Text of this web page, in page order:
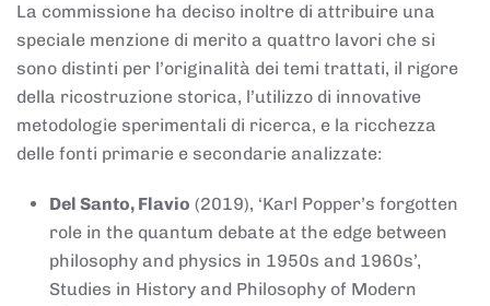
La commissione ha deciso inoltre di attribuire una
speciale menzione di merito a quattro lavori che si
sono distinti per l’originalità dei temi trattati, il rigore
della ricostruzione storica, l’utilizzo di innovative
metodologie sperimentali di ricerca, e la ricchezza
delle fonti primarie e secondarie analizzate:
Del Santo, Flavio (2019), ‘Karl Popper’s forgotten
role in the quantum debate at the edge between
philosophy and physics in 1950s and 1960s’,
Studies in History and Philosophy of Modern